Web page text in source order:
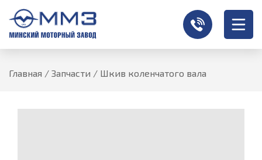
Главная / Запчасти / Шкив коленчатого вала